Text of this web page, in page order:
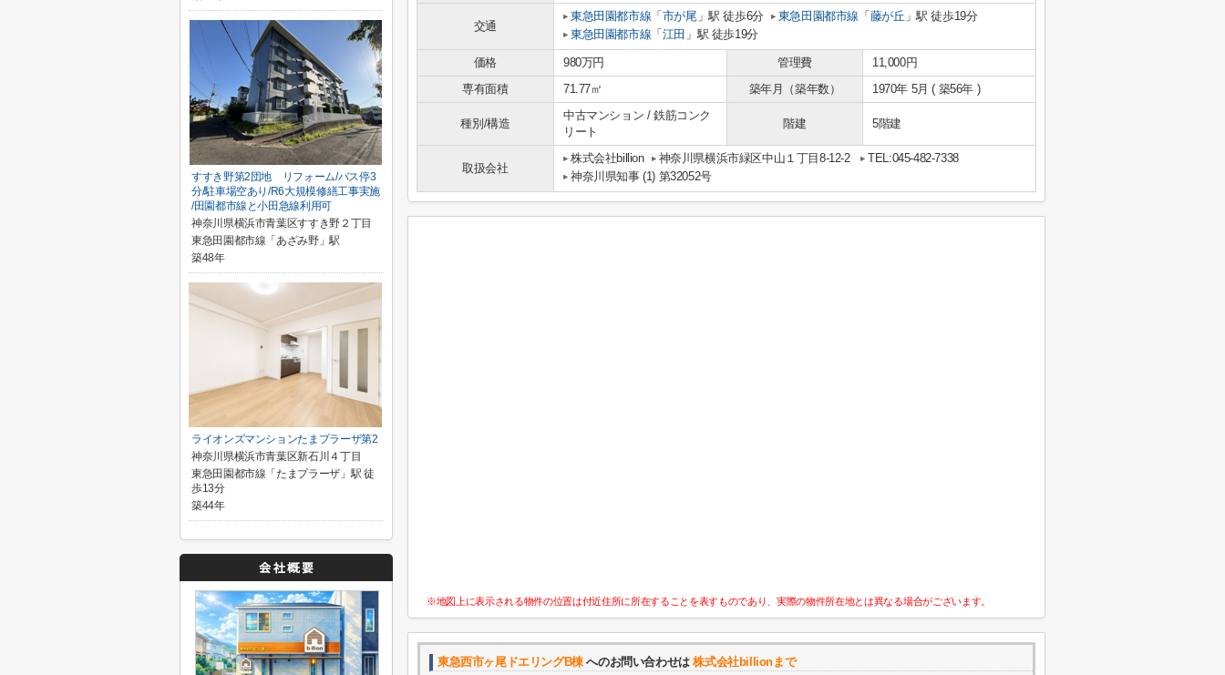
交通
東急田園都市線 「 市が尾」駅 徒歩6分 東急田園都市線 「 藤が丘 」駅 徒歩19分
東急田園都市線 「 江田 」駅 徒歩19分
価格 980万円 管理費
11,000円
専有面積
71.77㎡ 築年月（築年数） 1970年 5月 ( 築56年 )
種別/構造
中古マンション / 鉄筋コンク
リート
階建 5階建
取扱会社
株式会社billion 神奈川県横浜市緑区中山１丁目8-12-2
TEL:045-482-7338
神奈川県知事 (1) 第32052号
※地図上に表示される物件の位置は付近住所に所在することを表すものであり、実際の物件所在地とは異なる場合がございます。
東急西市ヶ尾ドエリングB棟へのお問い合わせは株式会社billionまで
すすき野第2団地 リフォーム/バス停3
分/駐車場空あり/R6大規模修繕工事実施
/田園都市線と小田急線利用可
神奈川県横浜市青葉区すすき野２丁目
東急田園都市線「あざみ野」駅
築48年
ライオンズマンションたまプラーザ第2
神奈川県横浜市青葉区新石川４丁目
東急田園都市線「たまプラーザ」駅 徒
歩13分
築44年